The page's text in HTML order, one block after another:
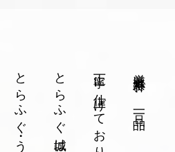
厳選素朴で、一品一品